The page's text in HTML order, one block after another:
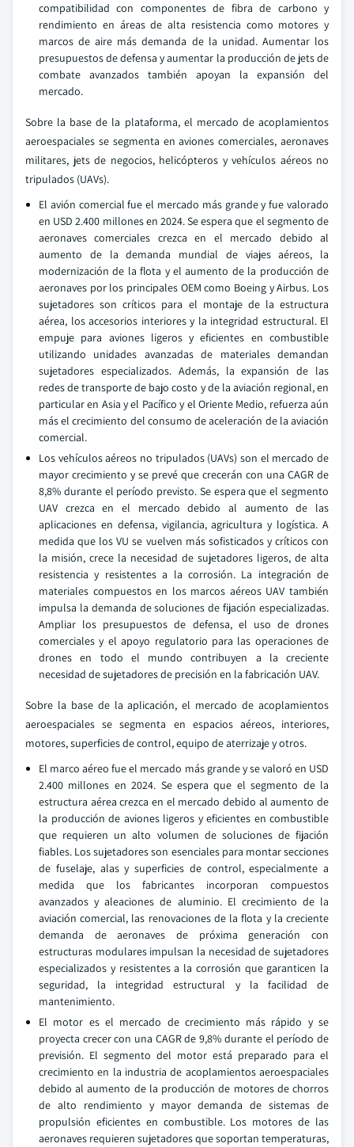
compatibilidad con componentes de fibra de carbono y
rendimiento en áreas de alta resistencia como motores y
marcos de aire más demanda de la unidad. Aumentar los
presupuestos de defensa y aumentar la producción de jets de
combate avanzados también apoyan la expansión del
mercado.
Sobre la base de la plataforma, el mercado de acoplamientos
aeroespaciales se segmenta en aviones comerciales, aeronaves
militares, jets de negocios, helicópteros y vehículos aéreos no
tripulados (UAVs).
El avión comercial fue el mercado más grande y fue valorado
en USD 2.400 millones en 2024. Se espera que el segmento de
aeronaves comerciales crezca en el mercado debido al
aumento de la demanda mundial de viajes aéreos, la
modernización de la flota y el aumento de la producción de
aeronaves por los principales OEM como Boeing y Airbus. Los
sujetadores son críticos para el montaje de la estructura
aérea, los accesorios interiores y la integridad estructural. El
empuje para aviones ligeros y eficientes en combustible
utilizando unidades avanzadas de materiales demandan
sujetadores especializados. Además, la expansión de las
redes de transporte de bajo costo y de la aviación regional, en
particular en Asia y el Pacífico y el Oriente Medio, refuerza aún
más el crecimiento del consumo de aceleración de la aviación
comercial.
Los vehículos aéreos no tripulados (UAVs) son el mercado de
mayor crecimiento y se prevé que crecerán con una CAGR de
8,8% durante el período previsto. Se espera que el segmento
UAV crezca en el mercado debido al aumento de las
aplicaciones en defensa, vigilancia, agricultura y logística. A
medida que los VU se vuelven más sofisticados y críticos con
la misión, crece la necesidad de sujetadores ligeros, de alta
resistencia y resistentes a la corrosión. La integración de
materiales compuestos en los marcos aéreos UAV también
impulsa la demanda de soluciones de fijación especializadas.
Ampliar los presupuestos de defensa, el uso de drones
comerciales y el apoyo regulatorio para las operaciones de
drones en todo el mundo contribuyen a la creciente
necesidad de sujetadores de precisión en la fabricación UAV.
Sobre la base de la aplicación, el mercado de acoplamientos
aeroespaciales se segmenta en espacios aéreos, interiores,
motores, superficies de control, equipo de aterrizaje y otros.
El marco aéreo fue el mercado más grande y se valoró en USD
2.400 millones en 2024. Se espera que el segmento de la
estructura aérea crezca en el mercado debido al aumento de
la producción de aviones ligeros y eficientes en combustible
que requieren un alto volumen de soluciones de fijación
fiables. Los sujetadores son esenciales para montar secciones
de fuselaje, alas y superficies de control, especialmente a
medida que los fabricantes incorporan compuestos
avanzados y aleaciones de aluminio. El crecimiento de la
aviación comercial, las renovaciones de la flota y la creciente
demanda de aeronaves de próxima generación con
estructuras modulares impulsan la necesidad de sujetadores
especializados y resistentes a la corrosión que garanticen la
seguridad, la integridad estructural y la facilidad de
mantenimiento.
El motor es el mercado de crecimiento más rápido y se
proyecta crecer con una CAGR de 9,8% durante el período de
previsión. El segmento del motor está preparado para el
crecimiento en la industria de acoplamientos aeroespaciales
debido al aumento de la producción de motores de chorros
de alto rendimiento y mayor demanda de sistemas de
propulsión eficientes en combustible. Los motores de las
aeronaves requieren sujetadores que soportan temperaturas,